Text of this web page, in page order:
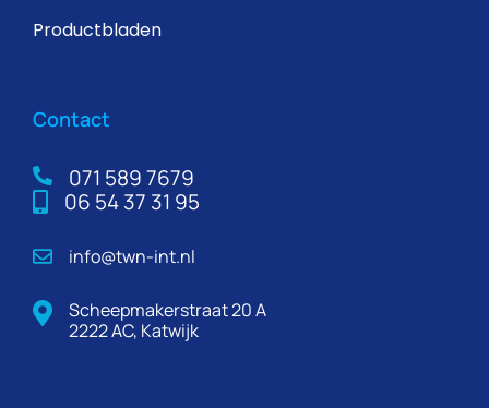
Productbladen
Contact
071 589 7679
06 54 37 31 95
info@twn-int.nl
Scheepmakerstraat 20 A
2222 AC, Katwijk